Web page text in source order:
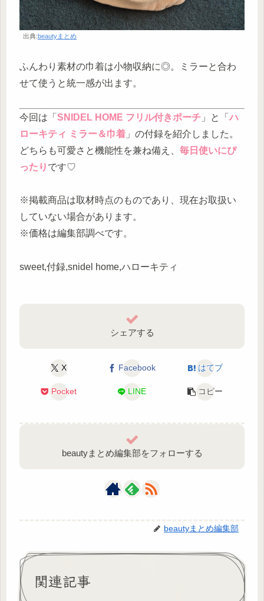
出典:beautyまとめ
ふんわり素材の巾着は小物収納に◎。ミラーと合わ
せて使うと統一感が出ます。
今回は「 SNIDEL HOME フリル付きポーチ 」と「ハ
ローキティ ミラー＆巾着 」の付録を紹介しました。
どちらも可愛さと機能性を兼ね備え、 毎日使いにぴ
ったり です♡
※掲載商品は取材時点のものであり、現在お取扱い
していない場合があります。
※価格は編集部調べです。
sweet,付録,snidel home,ハローキティ
シェアする
X Facebook はてブ
Pocket LINE コピー
beautyまとめ編集部をフォローする
beautyまとめ編集部
関連記事